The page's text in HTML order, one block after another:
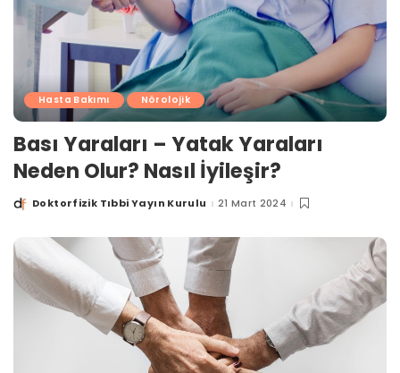
Hasta Bakımı Nörolojik
Bası Yaraları – Yatak Yaraları
Neden Olur? Nasıl İyileşir?
PostedDoktorfizik Tıbbi Yayın Kurulu 21 Mart 2024